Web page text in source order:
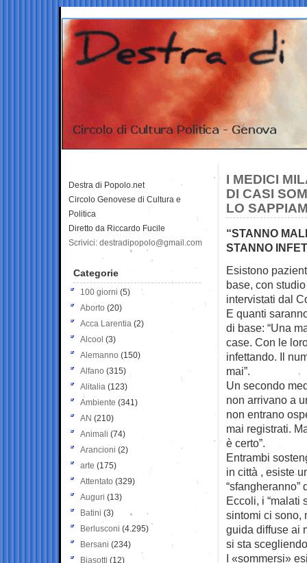
I MEDICI
DI CASI
LO
“STANNO
STANNO
Esistono
base, con
intervistati dal
E quanti
di base: “Una
case. Con le
infettando. Il
mai”.
Un secondo
non arrivano a
non entrano
mai registrati.
è certo”.
Entrambi
in città , esiste
“sfangheranno”
Eccoli, i “malati
sintomi ci sono,
guida diffuse ai
si sta
I «sommersi»
Destra di Popolo.net
Circolo Genovese di Cultura e
Politica
Diretto da Riccardo Fucile
Scrivici: destradipopolo@gmail.com
Categorie
100 giorni (5)
Aborto (20)
Acca Larentia (2)
Alcool (3)
Alemanno (150)
Alfano (315)
Alitalia (123)
Ambiente (341)
AN (210)
Animali (74)
Arancioni (2)
arte (175)
Attentato (329)
Auguri (13)
Batini (3)
Berlusconi (4.295)
Bersani (234)
Biasotti (12)